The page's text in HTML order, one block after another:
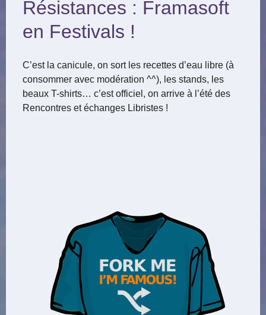
Résistances : Framasoft
en Festivals !
C’est la canicule, on sort les recettes d’eau libre (à
consommer avec modération ^^), les stands, les
beaux T-shirts… c’est officiel, on arrive à l’été des
Rencontres et échanges Libristes !